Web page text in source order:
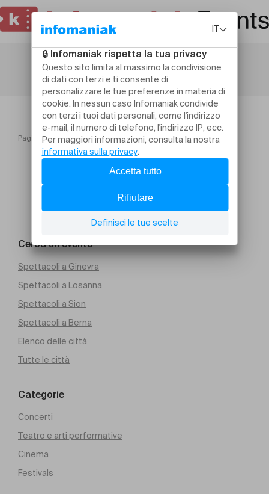
Pagina iniziale Jardin Musical L'automne 2025 Session 2
Cerca un evento
Spettacoli a Ginevra
Spettacoli a Losanna
Spettacoli a Sion
Spettacoli a Berna
Elenco delle città
Tutte le città
Categorie
Concerti
Teatro e arti performative
Cinema
Festivals